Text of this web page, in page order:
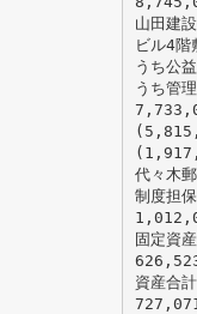
山田建
ビル4階
うち公
うち管
代々木
制度担保
固定資
資産合計